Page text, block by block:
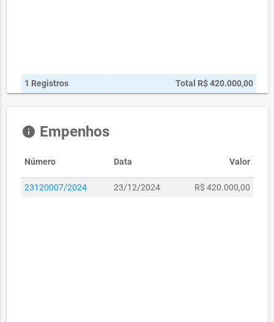
1 Registros Total R$ 420.000,00
info Empenhos
Número Data Valor
23120007/2024 23/12/2024 R$ 420.000,00